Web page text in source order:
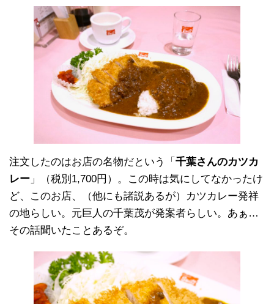
注文したのはお店の名物だという「 千葉さんのカツカ
レー 」（税別1,700円）。この時は気にしてなかったけ
ど、このお店、（他にも諸説あるが）カツカレー発祥
の地らしい。元巨人の千葉茂が発案者らしい。あぁ…
その話聞いたことあるぞ。